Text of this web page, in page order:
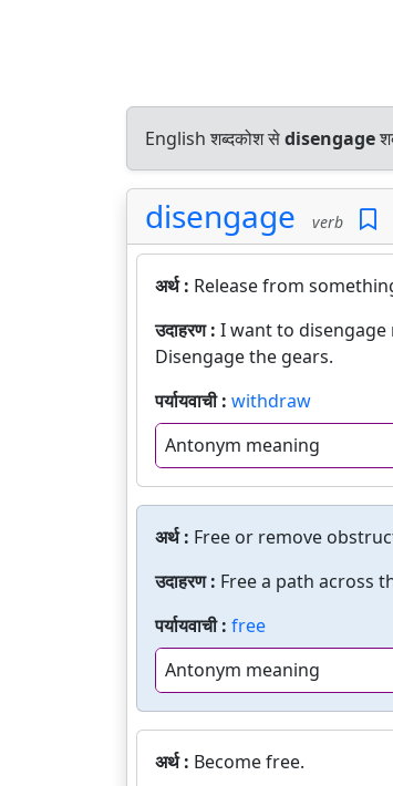
English शब्दकोश सेdisengage
disengage verb
अर्थ : Release from
उदाहरण : I want to
Disengage the gears.
पर्यायवाची : withdraw
Antonym meaning
अर्थ : Free or remove
उदाहरण : Free a path across
पर्यायवाची : free
Antonym meaning
अर्थ : Become free.